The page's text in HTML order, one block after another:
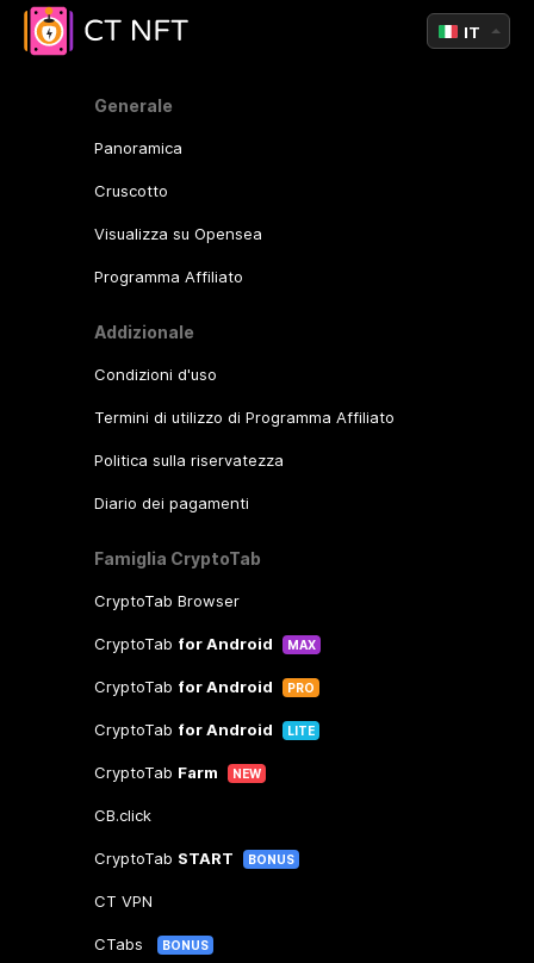
Generale
Panoramica
Cruscotto
Visualizza su Opensea
Programma Affiliato
Addizionale
Condizioni d'uso
Termini di utilizzo di Programma Affiliato
Politica sulla riservatezza
Diario dei pagamenti
Famiglia CryptoTab
CryptoTab Browser
CryptoTab for Android MAX
CryptoTab for Android PRO
CryptoTab for Android LITE
CryptoTab Farm NEW
CB.click
CryptoTab START BONUS
CT VPN
CTabs BONUS
IT